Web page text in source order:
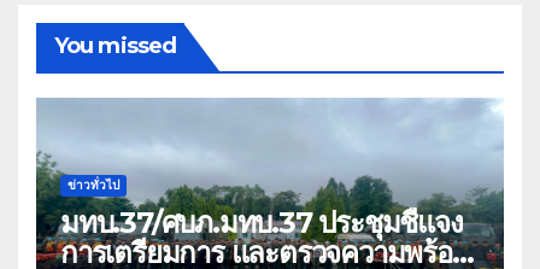
You missed
ข่าวทั่วไป
มทบ.37/ศบภ.มทบ.37 ประชุมชี้แจง
การเตรียมการ และตรวจความพร้อม